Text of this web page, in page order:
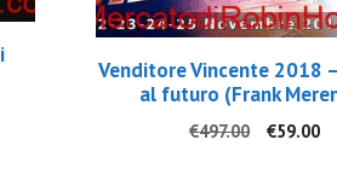
Venditore Vincente 2018
al futuro (Frank
€497.00
Il
€59.00Il